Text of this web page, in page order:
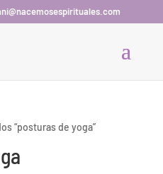
“posturas de yoga”